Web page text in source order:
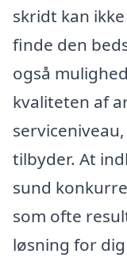
skridt kan
finde den
også
kvaliteten af
tilbyder. At
sund
som ofte
løsning for